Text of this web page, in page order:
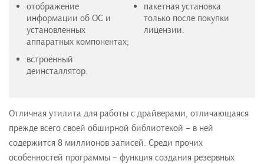
отображение
информации об ОС и
установленных
аппаратных компонентах;
встроенный
деинсталлятор.
пакетная установка
только после покупки
лицензии.
Отличная утилита для работы с драйверами, отличающаяся
прежде всего своей обширной библиотекой – в ней
содержится 8 миллионов записей. Среди прочих
особенностей программы – функция создания резервных